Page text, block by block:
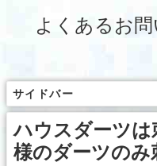
よくあるお
サイドバー
ハウスダーツ
様のダーツのみ